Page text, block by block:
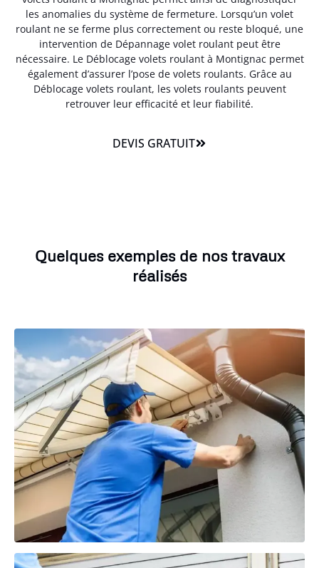
les anomalies du système de fermeture. Lorsqu’un volet
roulant ne se ferme plus correctement ou reste bloqué, une
intervention de Dépannage volet roulant peut être
nécessaire. Le Déblocage volets roulant à Montignac permet
également d’assurer l’pose de volets roulants. Grâce au
Déblocage volets roulant, les volets roulants peuvent
retrouver leur efficacité et leur fiabilité.
DEVIS GRATUIT
Quelques exemples de nos travaux
réalisés